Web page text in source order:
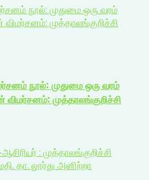
நூல்: முதுமை ஒரு வரம்
முத்தாலங்குறிச்சி
நூல்: முதுமை ஒரு வரம்
முத்தாலங்குறிச்சி
: முத்தாலங்குறிச்சி
தா. லூர்து அனிற்றா